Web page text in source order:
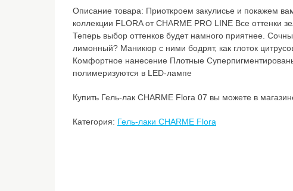
Описание товара: Приоткроем закулисье и покажем
коллекции FLORA от CHARME PRO LINE Все оттенки
Теперь выбор оттенков будет намного приятнее.
лимонный? Маникюр с ними бодрят, как глоток
Комфортное нанесение Плотные
полимеризуются в LED-лампе
Купить Гель-лак CHARME Flora 07 вы можете в
Категория: Гель-лаки CHARMЕ Flora